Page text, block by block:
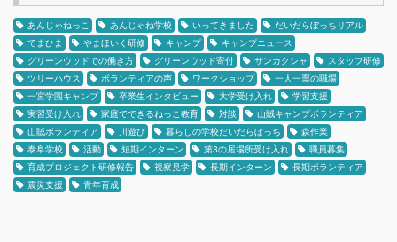
あんじゃねっこ あんじゃね学校 いってきました
だいだらぼっちリアル
てまひま
やまほいく研修 キャンプ
キャンプニュース
グリーンウッドでの働き方
グリーンウッド寄付 サンカクシャ
スタッフ研修
ツリーハウス
ボランティアの声 ワークショップ
一人一票の職場
一宮学園キャンプ
卒業生インタビュー 大学受け入れ
学習支援
実習受け入れ
家庭でできるねっこ教育 対談
山賊キャンプボランティア
山賊ボランティア
川遊び 暮らしの学校だいだらぼっち
森作業
泰阜学校
活動 短期インターン 第3の居場所受け入れ
職員募集
育成プロジェクト研修報告
視察見学 長期インターン
長期ボランティア
震災支援
青年育成